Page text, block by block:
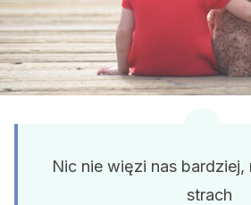
Nic nie więzi nas bardziej,
strach